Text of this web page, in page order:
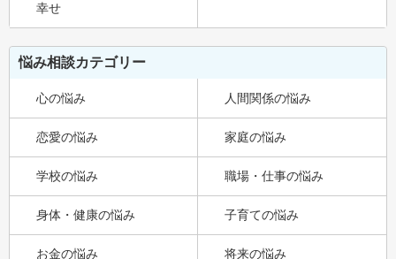
幸せ
悩み相談カテゴリー
心の悩み 人間関係の悩み
恋愛の悩み 家庭の悩み
学校の悩み 職場・仕事の悩み
身体・健康の悩み 子育ての悩み
お金の悩み 将来の悩み